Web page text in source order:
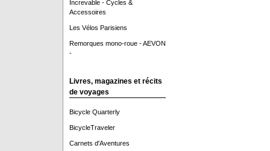
Increvable - Cycles &
Accessoires
Les Vélos Parisiens
Remorques mono-roue - AEVON
-
Livres, magazines et récits
de voyages
Bicycle Quarterly
BicycleTraveler
Carnets d'Aventures